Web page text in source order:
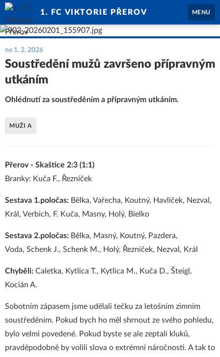
1. FC VIKTORIE PŘEROV MENU
ne 1. 2. 2026
Soustředění mužů završeno přípravným
utkáním
Ohlédnutí za soustředěním a přípravným utkáním.
MUŽI A
Přerov - Skaštice 2:3 (1:1)
Branky: Kuča F., Řezníček
Sestava 1.poločas: Bělka, Vařecha, Koutný, Havlíček, Nezval,
Král, Verbich, F. Kuča, Masny, Holý, Bielko
Sestava 2.poločas: Bělka, Masný, Koutný, Pazdera,
Voda, Schenk J., Schenk M., Holý, Řezníček, Nezval, Král
Chyběli: Caletka, Kytlica T., Kytlica M., Kuča D., Šteigl,
Kocián A.
Sobotním zápasem jsme udělali tečku za letošním zimním
soustředěním. Pokud bych ho měl shrnout ze svého pohledu,
bylo velmi povedené. Pokud byste se ale zeptali kluků,
pravděpodobně by volili slova o extrémní náročnosti. A tak to